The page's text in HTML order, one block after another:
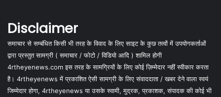
Disclaimer
समाचार से सम्बंधित किसी भी तरह के विवाद के लिए साइट के कुछ तत्वों में उपयोगकर्ताओं
द्वारा प्रस्तुत सामग्री ( समाचार / फोटो / विडियो आदि ) शामिल होगी
4rtheyenews.com इस तरह के सामग्रियों के लिए कोई ज़िम्मेदार नहीं स्वीकार करता
है। 4rtheyenews में प्रकाशित ऐसी सामग्री के लिए संवाददाता / खबर देने वाला स्वयं
जिम्मेदार होगा, 4rtheyenews या उसके स्वामी, मुद्रक, प्रकाशक, संपादक की कोई भी